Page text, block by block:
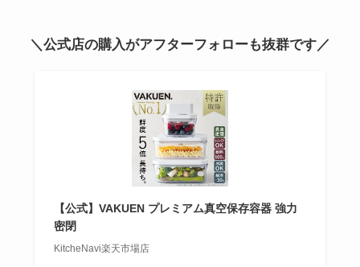
＼公式店の購入がアフターフォローも抜群です／
【公式】VAKUEN プレミアム真空保存容器 強力
密閉
KitcheNavi楽天市場店